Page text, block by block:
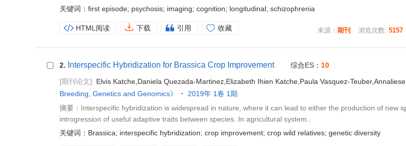
关键词：first episode; psychosis; imaging; cognition; longitudinal; schizophrenia
来源： 期刊 浏览次数: 5157
HTML阅读 下载 引用 收藏
2. Interspecific Hybridization for Brassica Crop Improvement 综合ES： 10
[期刊论文]
Elvis Katche,Daniela Quezada-Martinez,Elizabeth Ihien Katche,Paula Vasquez-
Breeding, Genetics and Genomics》
2019年 1卷 1期
摘要：Interspecific hybridization is widespread in nature, where it can lead to either the production of new
introgression of useful adaptive traits between species. In agricultural system..
关键词：Brassica; interspecific hybridization; crop improvement; crop wild relatives; genetic diversity